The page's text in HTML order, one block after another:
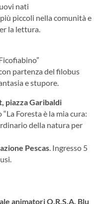
nati
piccoli nella comunità e
la lettura.
partenza del filobus
e stupore.
piazza Garibaldi
Foresta è la mia cura:
della natura per
Pescas. Ingresso 5
animatori O.R.S.A. Blu